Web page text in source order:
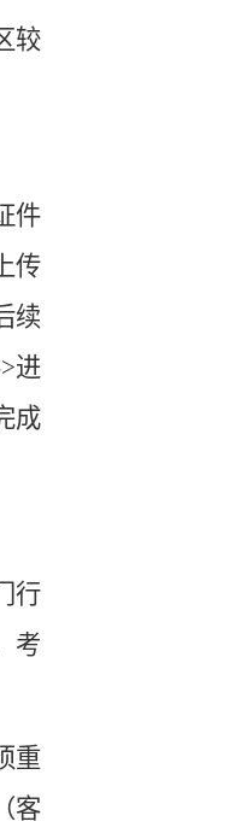
较
件
传
续
进
成
行
考
重
客